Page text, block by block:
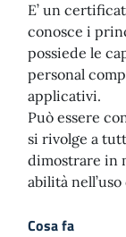
E’ un
conosce i
possiede le
personal
applicativi.
Può essere
si rivolge a
dimostrare in
abilità
Cosa fa